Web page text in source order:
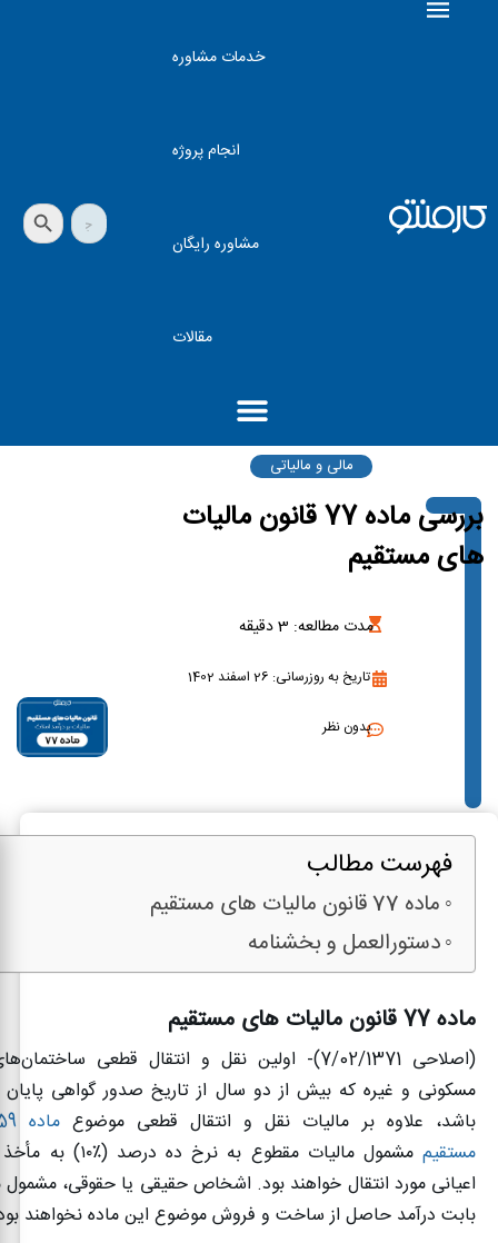
خدمات مشاوره
انجام پروژه
مشاوره رایگان
مقالات
جستجو
برای:
دکمه جستجو
مالی و مالیاتی
بررسی ماده 77 قانون مالیات
های مستقیم
مدت مطالعه: 3دقیقه
تاریخ به روزرسانی: 26 اسفند 1402
بدون نظر
فهرست مطالب
ماده 77 قانون مالیات های مستقیم
دستورالعمل و بخشنامه
ماده 77 قانون مالیات های مستقیم
(اصلاحی 7/02/1371)- اولین نقل و انتقال قطعی
مسکونی و غیره که بیش از دو سال از تاریخ صدور گواهی پایان
باشد، علاوه بر مالیات نقل و انتقال قطعی موضوع
مستقیممشمول مالیات مقطوع به نرخ ده ‌درصد (۱۰٪) به
اعیانی ‌مورد انتقال خواهند بود. اشخاص حقیقی یا حقوقی، مشمول
بابت درآمد حاصل از ساخت و فروش موضوع این ماده نخواهند